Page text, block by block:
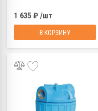
1 635 ₽ /шт
В КОРЗИНУ